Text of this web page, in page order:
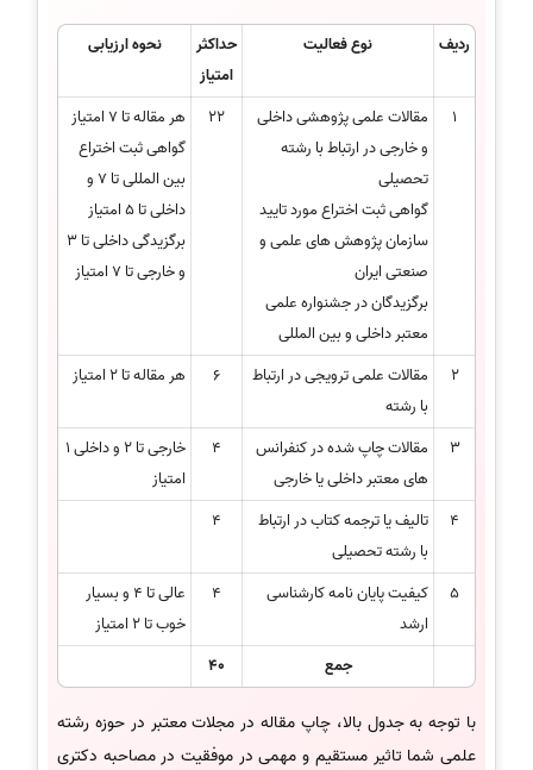
ردیف نوع فعالیت
حداکثر
امتیاز
نحوه ارزیابی
1
مقالات علمی پژوهشی داخلی
و خارجی در ارتباط با رشته
تحصیلی
گواهی ثبت اختراع مورد تایید
سازمان پژوهش های علمی و
صنعتی ایران
برگزیدگان در جشنواره علمی
معتبر داخلی و بین المللی
22
هر مقاله تا 7 امتیاز
گواهی ثبت اختراع
بین المللی تا 7 و
داخلی تا 5 امتیاز
برگزیدگی داخلی تا 3
و خارجی تا 7 امتیاز
2
مقالات علمی ترویجی در ارتباط
با رشته
6 هر مقاله تا 2 امتیاز
3
مقالات چاپ شده در کنفرانس
های معتبر داخلی یا خارجی
4
خارجی تا 2 و داخلی 1
امتیاز
4
تالیف یا ترجمه کتاب در ارتباط
با رشته تحصیلی
4
5
کیفیت پایان نامه کارشناسی
ارشد
4
عالی تا 4 و بسیار
خوب تا 2 امتیاز
جمع
40
با توجه به جدول بالا، چاپ مقاله در مجلات معتبر در حوزه رشته
علمی شما تاثیر مستقیم و مهمی در موفقیت در مصاحبه دکتری